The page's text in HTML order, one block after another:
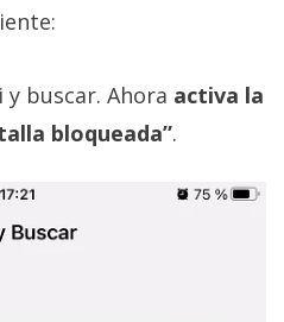
y buscar. Ahora activa la
bloqueada”.